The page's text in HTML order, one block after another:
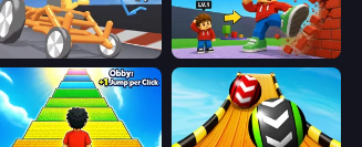
Draw Crash Race Obby: +1 Click Wall Breaker